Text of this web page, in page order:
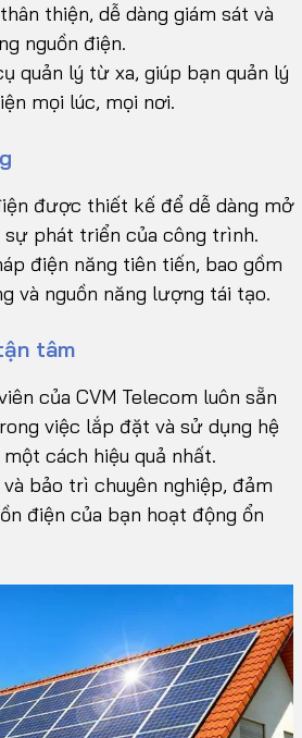
thiện, dễ dàng giám sát và
nguồn điện.
quản lý từ xa, giúp bạn quản lý
mọi lúc, mọi nơi.
được thiết kế để dễ dàng mở
sự phát triển của công trình.
điện năng tiên tiến, bao gồm
và nguồn năng lượng tái tạo.
tâm
của CVM Telecom luôn sẵn
việc lắp đặt và sử dụng hệ
cách hiệu quả nhất.
bảo trì chuyên nghiệp, đảm
điện của bạn hoạt động ổn